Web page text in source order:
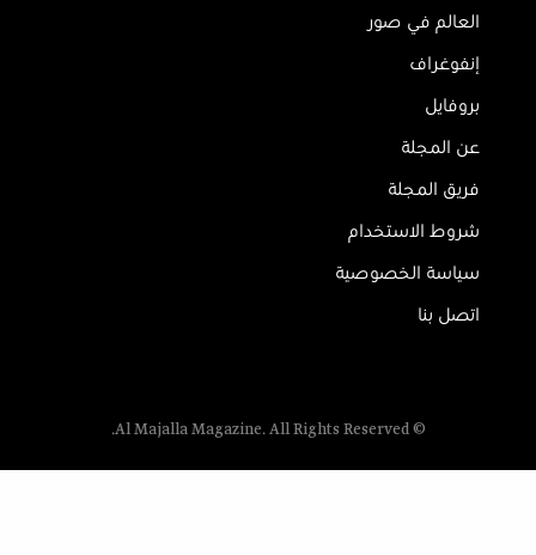
العالم في صور
إنفوغراف
بروفايل
عن المجلة
فريق المجلة
شروط الاستخدام
سياسة الخصوصية
اتصل بنا
© Al Majalla Magazine. All Rights Reserved.